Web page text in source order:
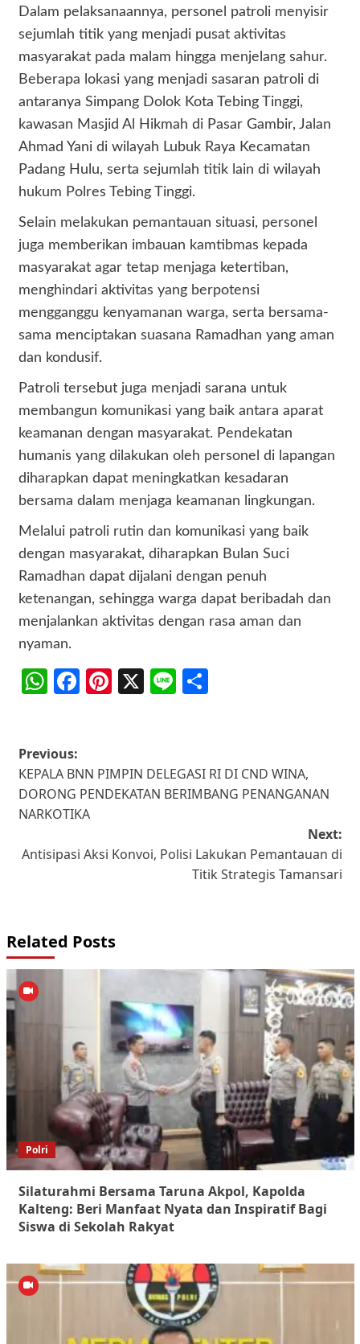
Dalam pelaksanaannya, personel patroli menyisir
sejumlah titik yang menjadi pusat aktivitas
masyarakat pada malam hingga menjelang sahur.
Beberapa lokasi yang menjadi sasaran patroli di
antaranya Simpang Dolok Kota Tebing Tinggi,
kawasan Masjid Al Hikmah di Pasar Gambir, Jalan
Ahmad Yani di wilayah Lubuk Raya Kecamatan
Padang Hulu, serta sejumlah titik lain di wilayah
hukum Polres Tebing Tinggi.
Selain melakukan pemantauan situasi, personel
juga memberikan imbauan kamtibmas kepada
masyarakat agar tetap menjaga ketertiban,
menghindari aktivitas yang berpotensi
mengganggu kenyamanan warga, serta bersama-
sama menciptakan suasana Ramadhan yang aman
dan kondusif.
Patroli tersebut juga menjadi sarana untuk
membangun komunikasi yang baik antara aparat
keamanan dengan masyarakat. Pendekatan
humanis yang dilakukan oleh personel di lapangan
diharapkan dapat meningkatkan kesadaran
bersama dalam menjaga keamanan lingkungan.
Melalui patroli rutin dan komunikasi yang baik
dengan masyarakat, diharapkan Bulan Suci
Ramadhan dapat dijalani dengan penuh
ketenangan, sehingga warga dapat beribadah dan
menjalankan aktivitas dengan rasa aman dan
nyaman.
WhatsApp
Facebook
Pinterest
X Line
Post
navigation
Previous:
KEPALA BNN PIMPIN DELEGASI RI DI CND WINA,
DORONG PENDEKATAN BERIMBANG PENANGANAN
NARKOTIKA
Next:
Antisipasi Aksi Konvoi, Polisi Lakukan Pemantauan di
Titik Strategis Tamansari
Related Posts
Polri
Silaturahmi Bersama Taruna Akpol, Kapolda
Kalteng: Beri Manfaat Nyata dan Inspiratif Bagi
Siswa di Sekolah Rakyat